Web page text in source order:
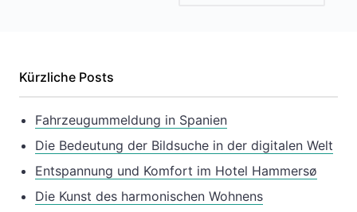
Kürzliche Posts
Fahrzeugummeldung in Spanien
Die Bedeutung der Bildsuche in der digitalen Welt
Entspannung und Komfort im Hotel Hammersø
Die Kunst des harmonischen Wohnens